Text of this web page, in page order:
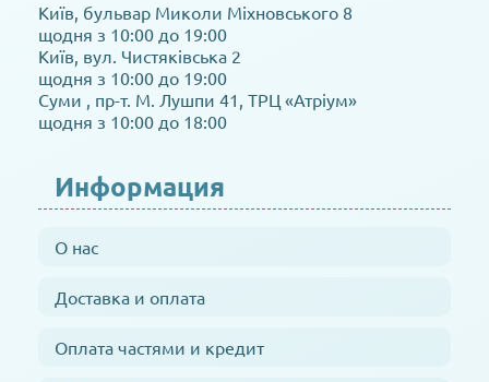
Київ, бульвар Миколи Міхновського 8
щодня з 10:00 до 19:00
Київ, вул. Чистяківська 2
щодня з 10:00 до 19:00
Суми , пр-т. М. Лушпи 41, ТРЦ «Атріум»
щодня з 10:00 до 18:00
Информация
О нас
Доставка и оплата
Оплата частями и кредит